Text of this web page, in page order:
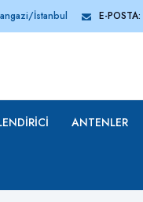
İstanbul E-POSTA:
ANTENLER